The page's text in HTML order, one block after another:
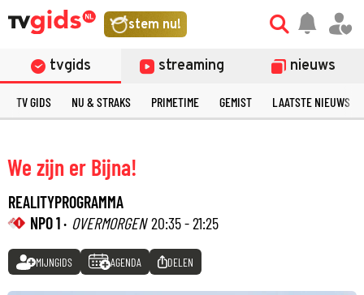
stem nu!
tvgids streaming nieuws
TV GIDS NU & STRAKS PRIMETIME GEMIST LAATSTE NIEUWS
We zijn er Bijna!
REALITYPROGRAMMA
NPO 1 · OVERMORGEN 20:35 - 21:25
MIJNGIDS AGENDA DELEN